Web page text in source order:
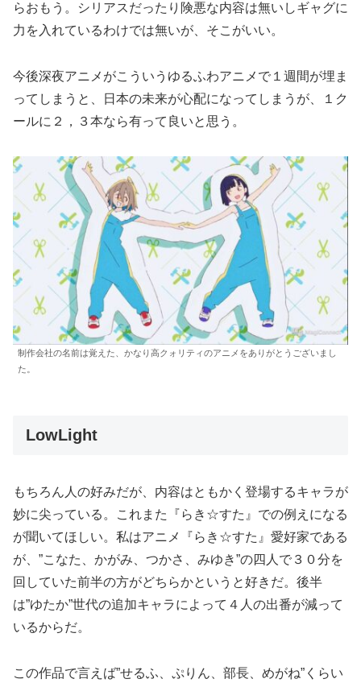
らおもう。シリアスだったり険悪な内容は無いしギャグに
力を入れているわけでは無いが、そこがいい。
今後深夜アニメがこういうゆるふわアニメで１週間が埋ま
ってしまうと、日本の未来が心配になってしまうが、１ク
ールに２，３本なら有って良いと思う。
制作会社の名前は覚えた、かなり高クォリティのアニメをありがとうございまし
た。
LowLight
もちろん人の好みだが、内容はともかく登場するキャラが
妙に尖っている。これまた『らき☆すた』での例えになる
が聞いてほしい。私はアニメ『らき☆すた』愛好家である
が、”こなた、かがみ、つかさ、みゆき”の四人で３０分を
回していた前半の方がどちらかというと好きだ。後半
は”ゆたか”世代の追加キャラによって４人の出番が減って
いるからだ。
この作品で言えば”せるふ、ぷりん、部長、めがね”くらい